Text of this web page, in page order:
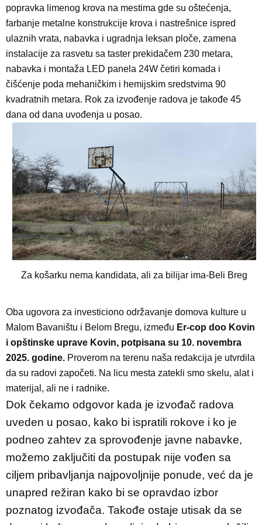
popravka limenog krova na mestima gde su oštećenja,
farbanje metalne konstrukcije krova i nastrešnice ispred
ulaznih vrata, nabavka i ugradnja leksan ploče, zamena
instalacije za rasvetu sa taster prekidačem 230 metara,
nabavka i montaža LED panela 24W četiri komada i
čišćenje poda mehaničkim i hemijskim sredstvima 90
kvadratnih metara. Rok za izvođenje radova je takođe 45
dana od dana uvođenja u posao.
Za košarku nema kandidata, ali za bilijar ima-Beli Breg
Oba ugovora za investiciono održavanje domova kulture u
Malom Bavaništu i Belom Bregu, između Er-cop doo Kovin
i opštinske uprave Kovin, potpisana su 10. novembra
2025. godine. Proverom na terenu naša redakcija je utvrdila
da su radovi započeti. Na licu mesta zatekli smo skelu, alat i
materijal, ali ne i radnike.
Dok čekamo odgovor kada je izvođač radova
uveden u posao, kako bi ispratili rokove i ko je
podneo zahtev za sprovođenje javne nabavke,
možemo zaključiti da postupak nije vođen sa
ciljem pribavljanja najpovoljnije ponude, već da je
unapred režiran kako bi se opravdao izbor
poznatog izvođača. Takođe ostaje utisak da se